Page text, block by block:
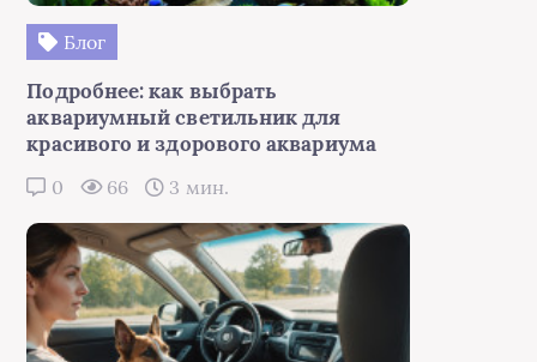
Блог
Подробнее: как выбрать
аквариумный светильник для
красивого и здорового аквариума
0 66 3 мин.